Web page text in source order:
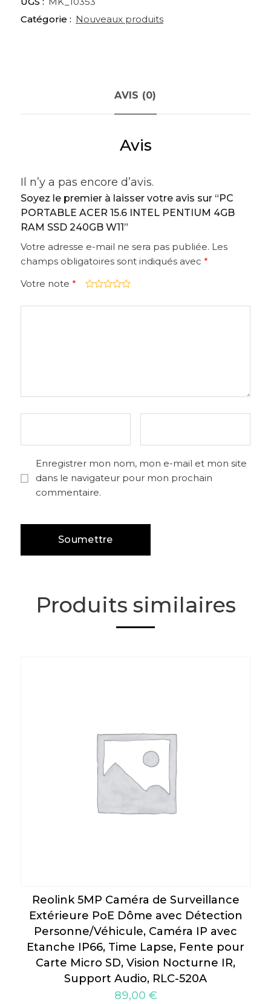
Catégorie : Nouveaux produits
AVIS (0)
Avis
Il n’y a pas encore d’avis.
Soyez le premier à laisser votre avis sur “PC
PORTABLE ACER 15.6 INTEL PENTIUM 4GB
RAM SSD 240GB W11”
Votre adresse e-mail ne sera pas publiée. Les
champs obligatoires sont indiqués avec *
Votre note *
Enregistrer mon nom, mon e-mail et mon site
dans le navigateur pour mon prochain
commentaire.
Produits similaires
Reolink 5MP Caméra de Surveillance
Extérieure PoE Dôme avec Détection
Personne/Véhicule, Caméra IP avec
Etanche IP66, Time Lapse, Fente pour
Carte Micro SD, Vision Nocturne IR,
Support Audio, RLC-520A
89,00 €